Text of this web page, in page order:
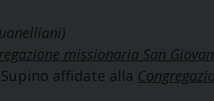
missionaria San
affidate alla